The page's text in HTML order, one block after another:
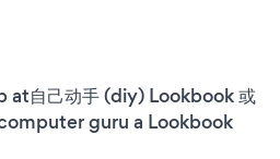
at自己动手 (diy) Lookbook 或
guru a Lookbook